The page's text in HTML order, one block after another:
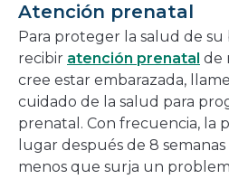
Atención prenatal
Para proteger la salud de su
recibir atención prenatal de
cree estar embarazada,
cuidado de la salud para
prenatal. Con frecuencia, la
lugar después de 8
menos que surja un